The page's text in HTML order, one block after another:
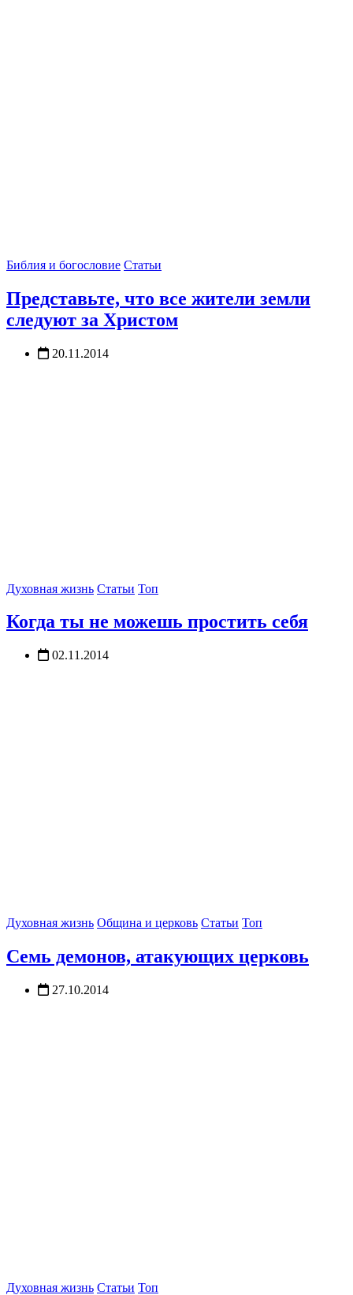
Библия и богословие Статьи
Представьте, что все жители земли
следуют за Христом
20.11.2014
Духовная жизнь Статьи Топ
Когда ты не можешь простить себя
02.11.2014
Духовная жизнь Община и церковь Статьи Топ
Семь демонов, атакующих церковь
27.10.2014
Духовная жизнь Статьи Топ